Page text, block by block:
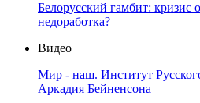
Белорусский гамбит: кризис
недоработка?
Видео
Мир - наш. Институт
Аркадия Бейненсона